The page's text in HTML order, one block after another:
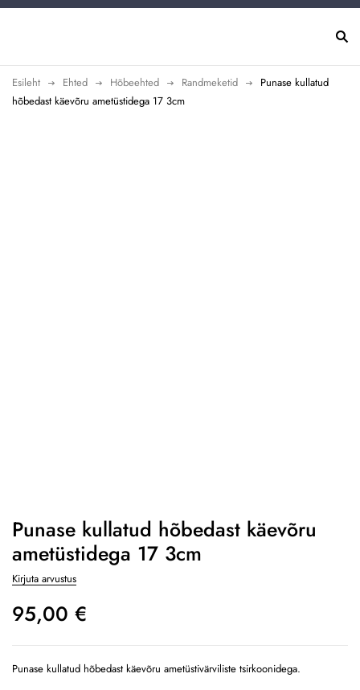
Esileht Ehted Hõbeehted Randmeketid
Punase kullatud
hõbedast käevõru ametüstidega 17 3cm
Punase kullatud hõbedast käevõru
ametüstidega 17 3cm
Kirjuta arvustus
95,00 €
Punase kullatud hõbedast käevõru ametüstivärviliste tsirkoonidega.